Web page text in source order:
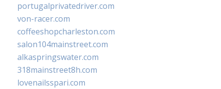
portugalprivatedriver.com
von-racer.com
coffeeshopcharleston.com
salon104mainstreet.com
alkaspringswater.com
318mainstreet8h.com
lovenailsspari.com